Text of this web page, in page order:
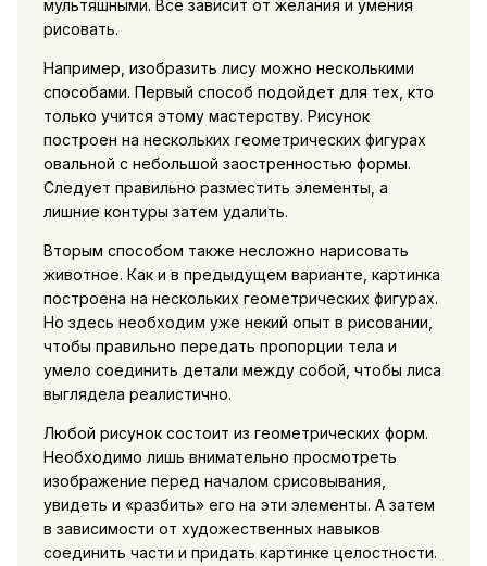
мультяшными. Все зависит от желания и умения
рисовать.
Например, изобразить лису можно несколькими
способами. Первый способ подойдет для тех, кто
только учится этому мастерству. Рисунок
построен на нескольких геометрических фигурах
овальной с небольшой заостренностью формы.
Следует правильно разместить элементы, а
лишние контуры затем удалить.
Вторым способом также несложно нарисовать
животное. Как и в предыдущем варианте, картинка
построена на нескольких геометрических фигурах.
Но здесь необходим уже некий опыт в рисовании,
чтобы правильно передать пропорции тела и
умело соединить детали между собой, чтобы лиса
выглядела реалистично.
Любой рисунок состоит из геометрических форм.
Необходимо лишь внимательно просмотреть
изображение перед началом срисовывания,
увидеть и «разбить» его на эти элементы. А затем
в зависимости от художественных навыков
соединить части и придать картинке целостности.